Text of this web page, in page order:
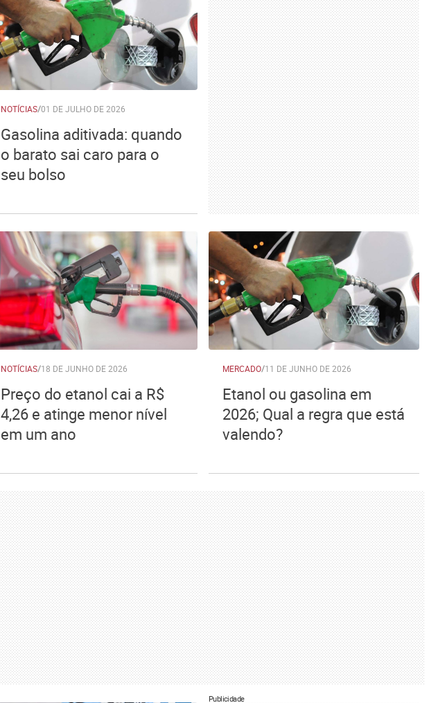
NOTÍCIAS/01 DE JULHO DE 2026
Gasolina aditivada: quando
o barato sai caro para o
seu bolso
NOTÍCIAS/18 DE JUNHO DE 2026
Preço do etanol cai a R$
4,26 e atinge menor nível
em um ano
MERCADO/11 DE JUNHO DE 2026
Etanol ou gasolina em
2026; Qual a regra que está
valendo?
Publicidade